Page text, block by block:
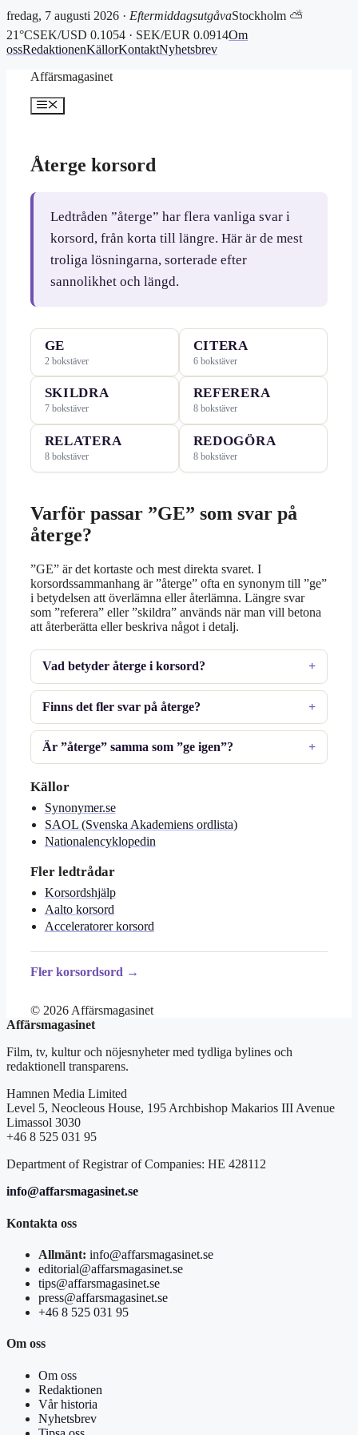
fredag, 7 augusti 2026 · EftermiddagsutgåvaStockholm ⛅
21°CSEK/USD 0.1054 · SEK/EUR 0.0914Om
ossRedaktionenKällorKontaktNyhetsbrev
Affärsmagasinet
Meny
Återge korsord
Ledtråden ”återge” har flera vanliga svar i
korsord, från korta till längre. Här är de mest
troliga lösningarna, sorterade efter
sannolikhet och längd.
GE
2 bokstäver
CITERA
6 bokstäver
SKILDRA
7 bokstäver
REFERERA
8 bokstäver
RELATERA
8 bokstäver
REDOGÖRA
8 bokstäver
Varför passar ”GE” som svar på
återge?
”GE” är det kortaste och mest direkta svaret. I
korsordssammanhang är ”återge” ofta en synonym till ”ge”
i betydelsen att överlämna eller återlämna. Längre svar
som ”referera” eller ”skildra” används när man vill betona
att återberätta eller beskriva något i detalj.
Vad betyder återge i korsord?
Finns det fler svar på återge?
Är ”återge” samma som ”ge igen”?
Källor
Synonymer.se
SAOL (Svenska Akademiens ordlista)
Nationalencyklopedin
Fler ledtrådar
Korsordshjälp
Aalto korsord
Acceleratorer korsord
Fler korsordsord →
© 2026 Affärsmagasinet
Affärsmagasinet
Film, tv, kultur och nöjesnyheter med tydliga bylines och
redaktionell transparens.
Hamnen Media Limited
Level 5, Neocleous House, 195 Archbishop Makarios III Avenue
Limassol 3030
+46 8 525 031 95
Department of Registrar of Companies: HE 428112
info@affarsmagasinet.se
Kontakta oss
Allmänt: info@affarsmagasinet.se
editorial@affarsmagasinet.se
tips@affarsmagasinet.se
press@affarsmagasinet.se
+46 8 525 031 95
Om oss
Om oss
Redaktionen
Vår historia
Nyhetsbrev